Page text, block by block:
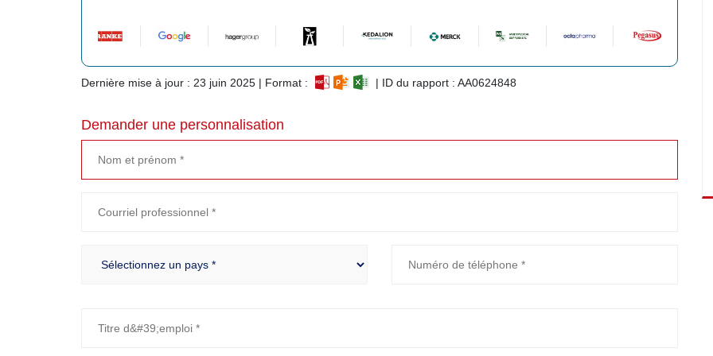
Dernière mise à jour : 23 juin 2025 | Format : | ID du rapport : AA0624848
Demander une personnalisation